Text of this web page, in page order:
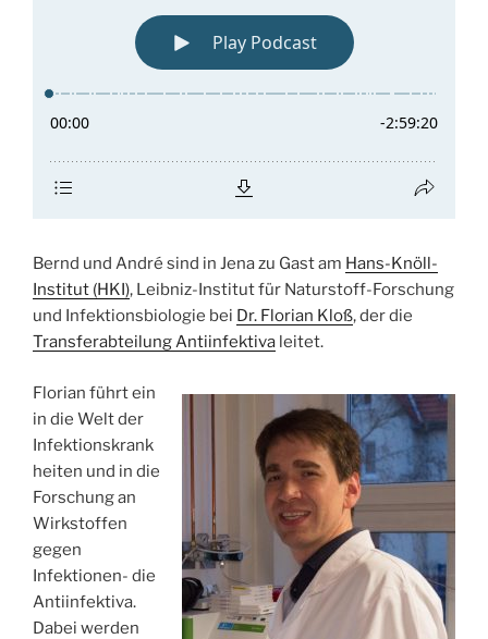
Bernd und André sind in Jena zu Gast am Hans-Knöll-
Institut (HKI), Leibniz-Institut für Naturstoff-Forschung
und Infektionsbiologie bei Dr. Florian Kloß, der die
Transferabteilung Antiinfektiva leitet.
Florian führt ein
in die Welt der
Infektionskrank
heiten und in die
Forschung an
Wirkstoffen
gegen
Infektionen- die
Antiinfektiva.
Dabei werden